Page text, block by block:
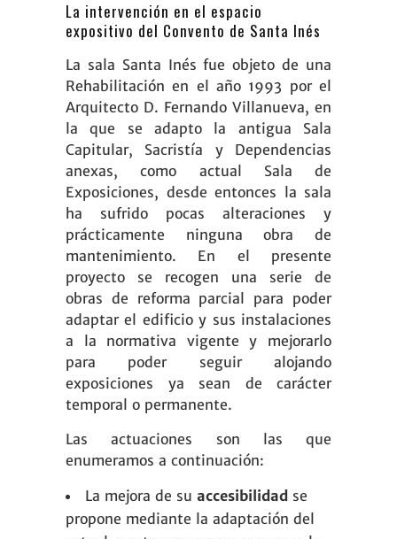
La intervención en el espacio
expositivo del Convento de Santa Inés
La sala Santa Inés fue objeto de una
Rehabilitación en el año 1993 por el
Arquitecto D. Fernando Villanueva, en
la que se adapto la antigua Sala
Capitular, Sacristía y Dependencias
anexas, como actual Sala de
Exposiciones, desde entonces la sala
ha sufrido pocas alteraciones y
prácticamente ninguna obra de
mantenimiento. En el presente
proyecto se recogen una serie de
obras de reforma parcial para poder
adaptar el edificio y sus instalaciones
a la normativa vigente y mejorarlo
para poder seguir alojando
exposiciones ya sean de carácter
temporal o permanente.
Las actuaciones son las que
enumeramos a continuación:
La mejora de su accesibilidad se
propone mediante la adaptación del